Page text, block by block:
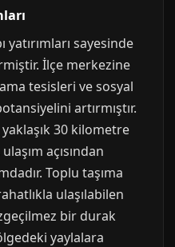
yatırımları sayesinde
İlçe merkezine
tesisleri ve sosyal
artırmıştır.
30 kilometre
açısından
Toplu taşıma
ulaşılabilen
bir durak
yaylalara